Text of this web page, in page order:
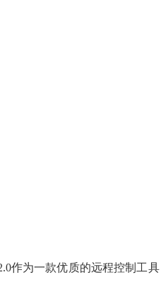
作为一款优质的远程控制工